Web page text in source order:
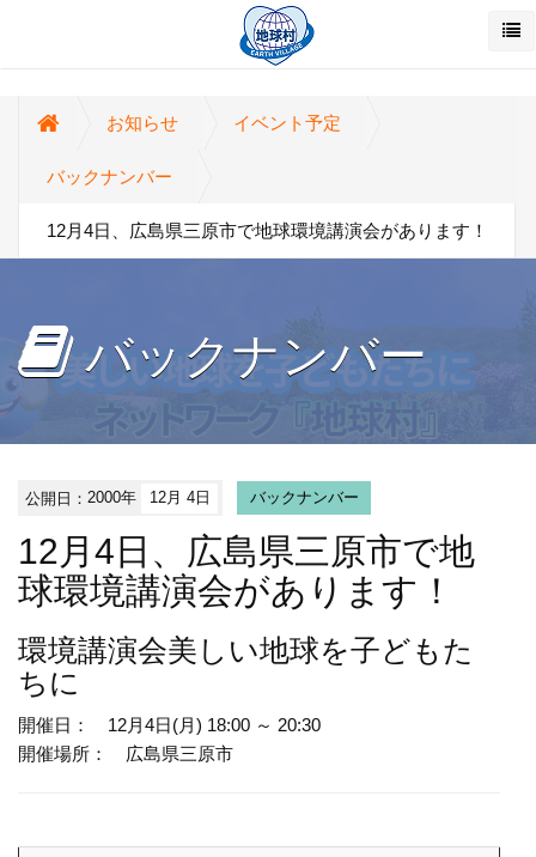
お知らせ イベント予定
バックナンバー
12月4日、広島県三原市で地球環境講演会があります！
バックナンバー
公開日：2000年 12月 4日 バックナンバー
12月4日、広島県三原市で地
球環境講演会があります！
環境講演会美しい地球を子どもた
ちに
開催日： 12月4日(月) 18:00 ～ 20:30
開催場所： 広島県三原市